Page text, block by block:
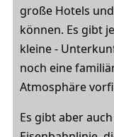
große Hotels
können. Es gibt
kleine -
noch eine
Atmosphäre
Es gibt aber